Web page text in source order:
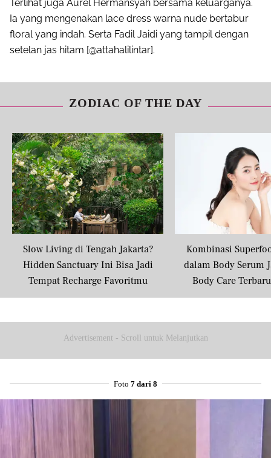
Terlihat juga Aurel Hermansyah bersama keluarganya.
Ia yang mengenakan lace dress warna nude bertabur
floral yang indah. Serta Fadil Jaidi yang tampil dengan
setelan jas hitam [@attahalilintar].
ZODIAC OF THE DAY
Slow Living di Tengah Jakarta?
Hidden Sanctuary Ini Bisa Jadi
Tempat Recharge Favoritmu
Kombinasi
dalam Body Serum
Body Care
Masyarakat
Advertisement - Scroll untuk Melanjutkan
Foto 7 dari 8
Mail